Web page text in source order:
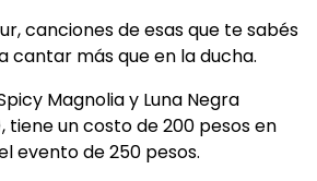
canciones de esas que te sabés
cantar más que en la ducha.
Magnolia y Luna Negra
tiene un costo de 200 pesos en
evento de 250 pesos.